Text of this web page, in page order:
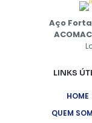
Aço
ACOMAC
LINKS
HOME
QUEM